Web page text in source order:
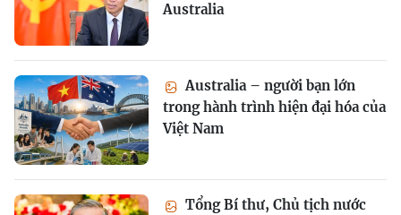
Australia
Australia – người bạn lớn
trong hành trình hiện đại hóa của
Việt Nam
Tổng Bí thư, Chủ tịch nước